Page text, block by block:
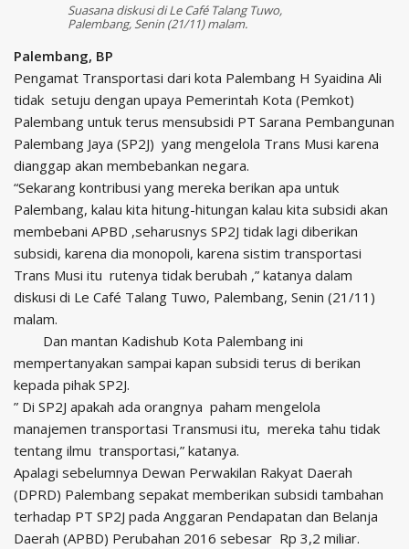
Suasana diskusi di Le Café Talang Tuwo,
Palembang, Senin (21/11) malam.
Palembang, BP
Pengamat Transportasi dari kota Palembang H Syaidina Ali
tidak setuju dengan upaya Pemerintah Kota (Pemkot)
Palembang untuk terus mensubsidi PT Sarana Pembangunan
Palembang Jaya (SP2J) yang mengelola Trans Musi karena
dianggap akan membebankan negara.
“Sekarang kontribusi yang mereka berikan apa untuk
Palembang, kalau kita hitung-hitungan kalau kita subsidi akan
membebani APBD ,seharusnys SP2J tidak lagi diberikan
subsidi, karena dia monopoli, karena sistim transportasi
Trans Musi itu rutenya tidak berubah ,” katanya dalam
diskusi di Le Café Talang Tuwo, Palembang, Senin (21/11)
malam.
Dan mantan Kadishub Kota Palembang ini
mempertanyakan sampai kapan subsidi terus di berikan
kepada pihak SP2J.
” Di SP2J apakah ada orangnya paham mengelola
manajemen transportasi Transmusi itu, mereka tahu tidak
tentang ilmu transportasi,” katanya.
Apalagi sebelumnya Dewan Perwakilan Rakyat Daerah
(DPRD) Palembang sepakat memberikan subsidi tambahan
terhadap PT SP2J pada Anggaran Pendapatan dan Belanja
Daerah (APBD) Perubahan 2016 sebesar Rp 3,2 miliar.